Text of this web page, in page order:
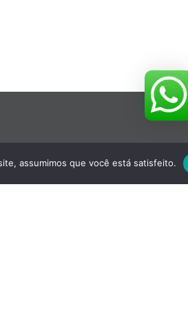
assumimos que você está satisfeito.